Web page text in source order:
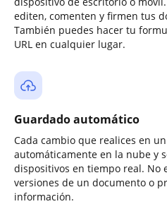
editen, comenten y firmen tus
También puedes hacer tu
URL en cualquier lugar.
Guardado automático
Cada cambio que realices en
automáticamente en la nube y
dispositivos en tiempo real. No
versiones de un documento o
información.